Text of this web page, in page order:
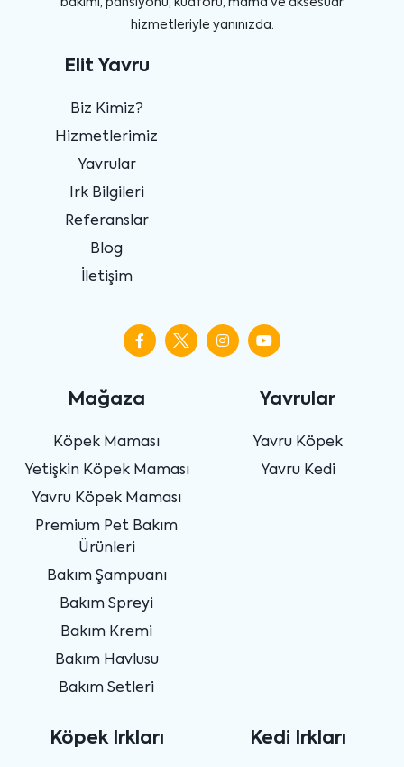
bakımı, pansiyonu, kuaförü, mama ve aksesuar
hizmetleriyle yanınızda.
Elit Yavru
Biz Kimiz?
Hizmetlerimiz
Yavrular
Irk Bilgileri
Referanslar
Blog
İletişim
Mağaza
Köpek Maması
Yetişkin Köpek Maması
Yavru Köpek Maması
Premium Pet Bakım
Ürünleri
Bakım Şampuanı
Bakım Spreyi
Bakım Kremi
Bakım Havlusu
Bakım Setleri
Yavrular
Yavru Köpek
Yavru Kedi
Köpek Irkları Kedi Irkları